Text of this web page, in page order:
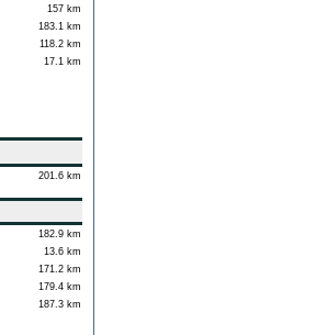
157 km
183.1 km
118.2 km
17.1 km
201.6 km
182.9 km
13.6 km
171.2 km
179.4 km
187.3 km